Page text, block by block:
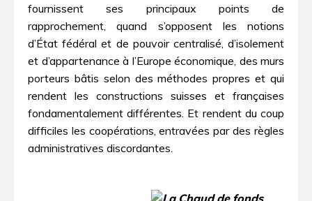
fournissent ses principaux points de
rapprochement, quand s’opposent les notions
d’État fédéral et de pouvoir centralisé, d’isolement
et d’appartenance à l’Europe économique, des murs
porteurs bâtis selon des méthodes propres et qui
rendent les constructions suisses et françaises
fondamentalement différentes. Et rendent du coup
difficiles les coopérations, entravées par des règles
administratives discordantes.